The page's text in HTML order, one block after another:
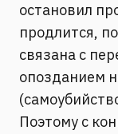
остановил
продлится,
связана с
опозданием
Поэтому с